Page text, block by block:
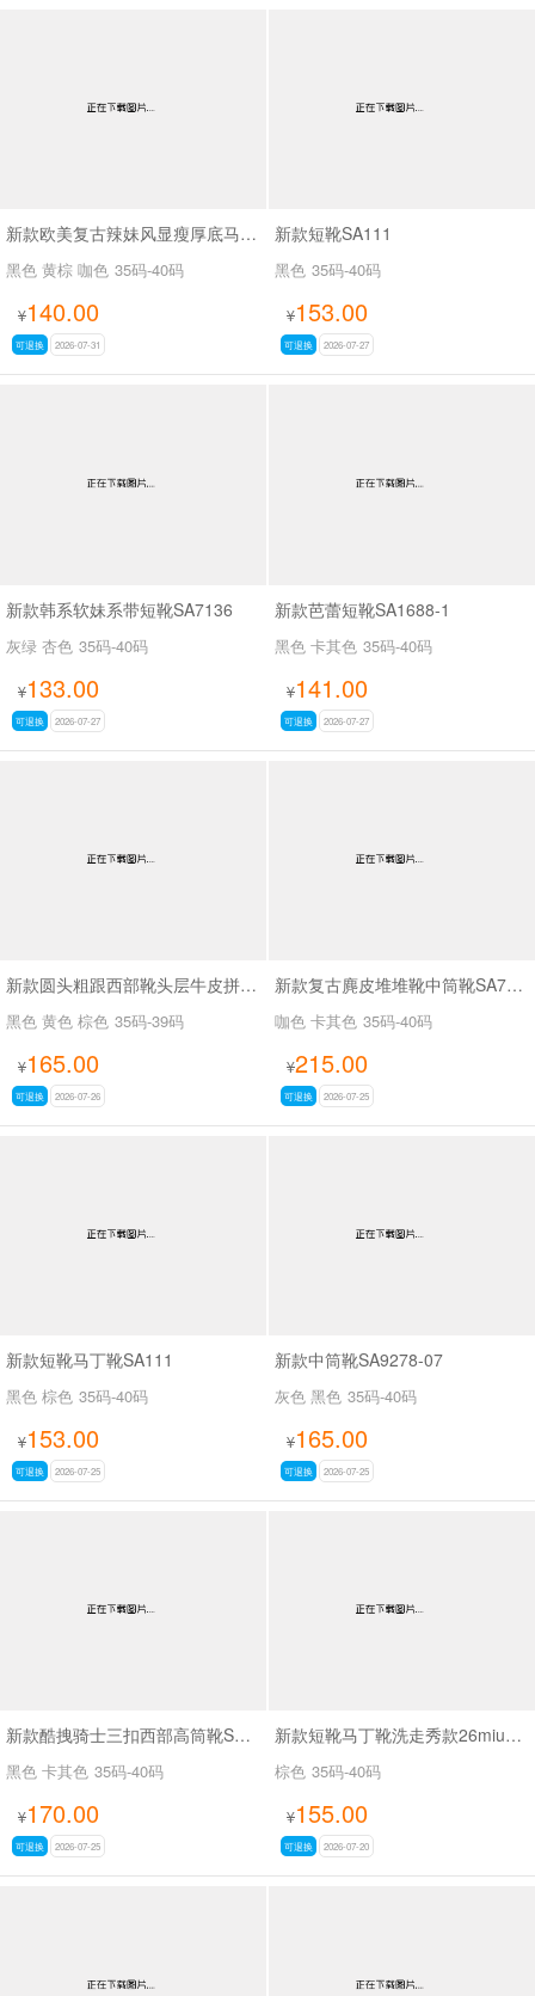
新款欧美复古辣妹风显瘦厚底马丁靴女褶皱皮带扣机车短靴粗跟中筒靴SA703
黑色 黄棕 咖色 35码-40码
¥140.00
可退换 2026-07-31
新款短靴SA111
黑色 35码-40码
¥153.00
可退换 2026-07-27
新款韩系软妹系带短靴SA7136
灰绿 杏色 35码-40码
¥133.00
可退换 2026-07-27
新款芭蕾短靴SA1688-1
黑色 卡其色 35码-40码
¥141.00
可退换 2026-07-27
新款圆头粗跟西部靴头层牛皮拼接皮带扣短筒靴SA6002
黑色 黄色 棕色 35码-39码
¥165.00
可退换 2026-07-26
新款复古麂皮堆堆靴中筒靴SA7320-16
咖色 卡其色 35码-40码
¥215.00
可退换 2026-07-25
新款短靴马丁靴SA111
黑色 棕色 35码-40码
¥153.00
可退换 2026-07-25
新款中筒靴SA9278-07
灰色 黑色 35码-40码
¥165.00
可退换 2026-07-25
新款酷拽骑士三扣西部高筒靴SA8042
黑色 卡其色 35码-40码
¥170.00
可退换 2026-07-25
新款短靴马丁靴洗走秀款26miuSA1061
棕色 35码-40码
¥155.00
可退换 2026-07-20